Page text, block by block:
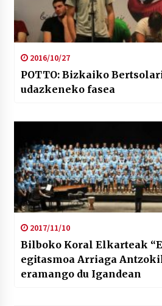
2016/10/27
POTTO: Bizkaiko
udazkeneko fasea
2017/11/10
Bilboko Koral Elkarteak
egitasmoa Arriaga
eramango du Igandean